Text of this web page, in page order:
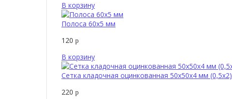
В корзину
Полоса 60х5 мм
120 р
В корзину
Сетка кладочная оцинкованная 50х50х4 мм (0,5х2)
220 р